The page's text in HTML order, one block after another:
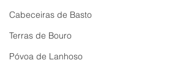
Cabeceiras de Basto
Terras de Bouro
Póvoa de Lanhoso